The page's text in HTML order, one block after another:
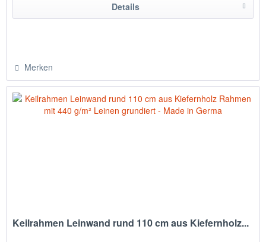
Details
Merken
Keilrahmen Leinwand rund 110 cm aus Kiefernholz...